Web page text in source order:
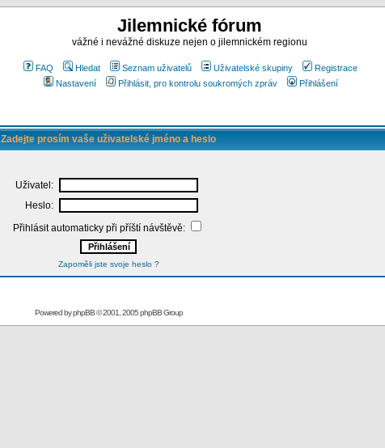
Jilemnické fórum
vážné i nevážné diskuze nejen o jilemnickém regionu
FAQ Hledat Seznam uživatelů Uživatelské skupiny
Registrace
Nastavení
Přihlásit, pro kontrolu soukromých zpráv Přihlášení
Zadejte prosím vaše uživatelské jméno a heslo
Uživatel:
Heslo:
Přihlásit automaticky při příští návštěvě:
Zapoměli jste svoje heslo ?
Powered byphpBB© 2001, 2005 phpBB Group